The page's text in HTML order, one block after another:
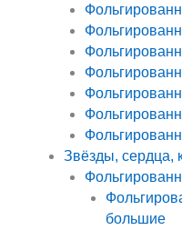
Звёзды, сердца,
большие